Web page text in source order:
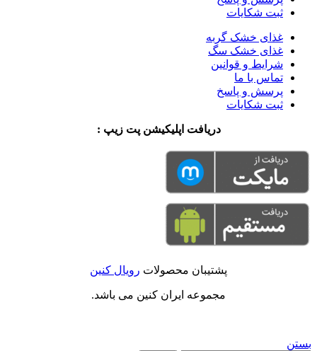
ثبت شکایات
غذای خشک گربه
غذای خشک سگ
شرایط و قوانین
تماس با ما
پرسش و پاسخ
ثبت شکایات
دریافت اپلیکیشن پت زیپ :
پشتیبان محصولات رویال کنین
مجموعه ایران کنین می باشد.
بستن